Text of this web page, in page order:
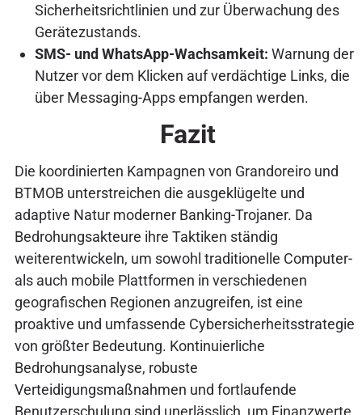
Sicherheitsrichtlinien und zur Überwachung des
Gerätezustands.
SMS- und WhatsApp-Wachsamkeit: Warnung der
Nutzer vor dem Klicken auf verdächtige Links, die
über Messaging-Apps empfangen werden.
Fazit
Die koordinierten Kampagnen von Grandoreiro und
BTMOB unterstreichen die ausgeklügelte und
adaptive Natur moderner Banking-Trojaner. Da
Bedrohungsakteure ihre Taktiken ständig
weiterentwickeln, um sowohl traditionelle Computer-
als auch mobile Plattformen in verschiedenen
geografischen Regionen anzugreifen, ist eine
proaktive und umfassende Cybersicherheitsstrategie
von größter Bedeutung. Kontinuierliche
Bedrohungsanalyse, robuste
Verteidigungsmaßnahmen und fortlaufende
Benutzerschulung sind unerlässlich, um Finanzwerte